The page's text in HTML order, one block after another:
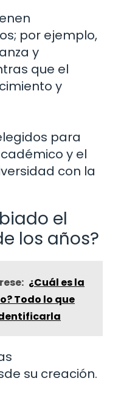
por ejemplo,
y
que el
y
para
y el
con la
el
los años?
¿Cuál es la
Todo lo que
su creación.